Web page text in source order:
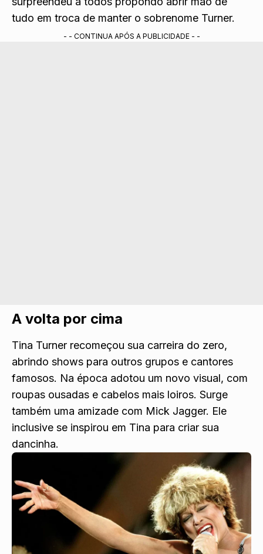
tudo em troca de manter o sobrenome Turner.
- - CONTINUA APÓS A PUBLICIDADE - -
A volta por cima
Tina Turner recomeçou sua carreira do zero,
abrindo shows para outros grupos e cantores
famosos. Na época adotou um novo visual, com
roupas ousadas e cabelos mais loiros. Surge
também uma amizade com Mick Jagger. Ele
inclusive se inspirou em Tina para criar sua
dancinha.